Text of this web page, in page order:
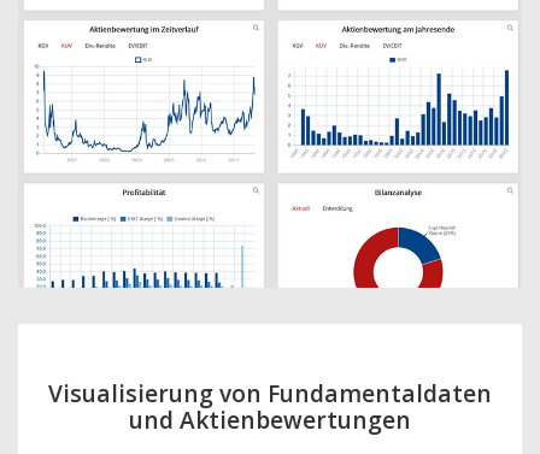
Visualisierung von Fundamentaldaten
und Aktienbewertungen